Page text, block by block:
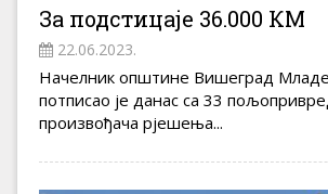
За подстицаје 36.000 КМ
22.06.2023.
Начелник општине Вишеград
потписао је данас са 33
произвођача рјешења...